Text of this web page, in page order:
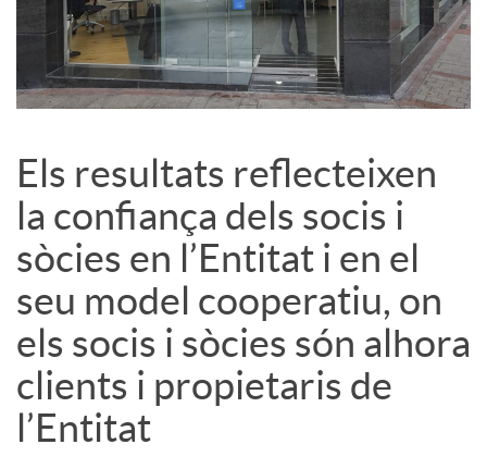
l
s
Els resultats reflecteixen
la confiança dels socis i
sòcies en l’Entitat i en el
seu model cooperatiu, on
els socis i sòcies són alhora
clients i propietaris de
l’Entitat